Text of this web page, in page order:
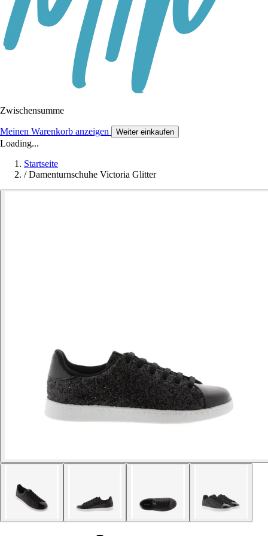
Zwischensumme
Meinen Warenkorb anzeigen Weiter einkaufen
Loading...
Startseite
/ Damenturnschuhe Victoria Glitter